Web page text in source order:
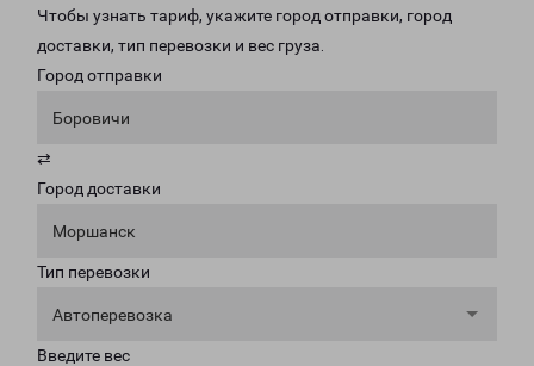
Чтобы узнать тариф, укажите город отправки, город
доставки, тип перевозки и вес груза.
Город отправки
Боровичи
⇄
Город доставки
Моршанск
Тип перевозки
Автоперевозка
Введите вес